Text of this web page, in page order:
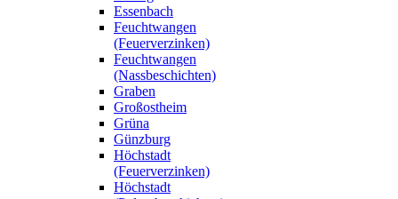
Essenbach
Feuchtwangen
(Feuerverzinken)
Feuchtwangen
(Nassbeschichten)
Graben
Großostheim
Grüna
Günzburg
Höchstadt
(Feuerverzinken)
Höchstadt